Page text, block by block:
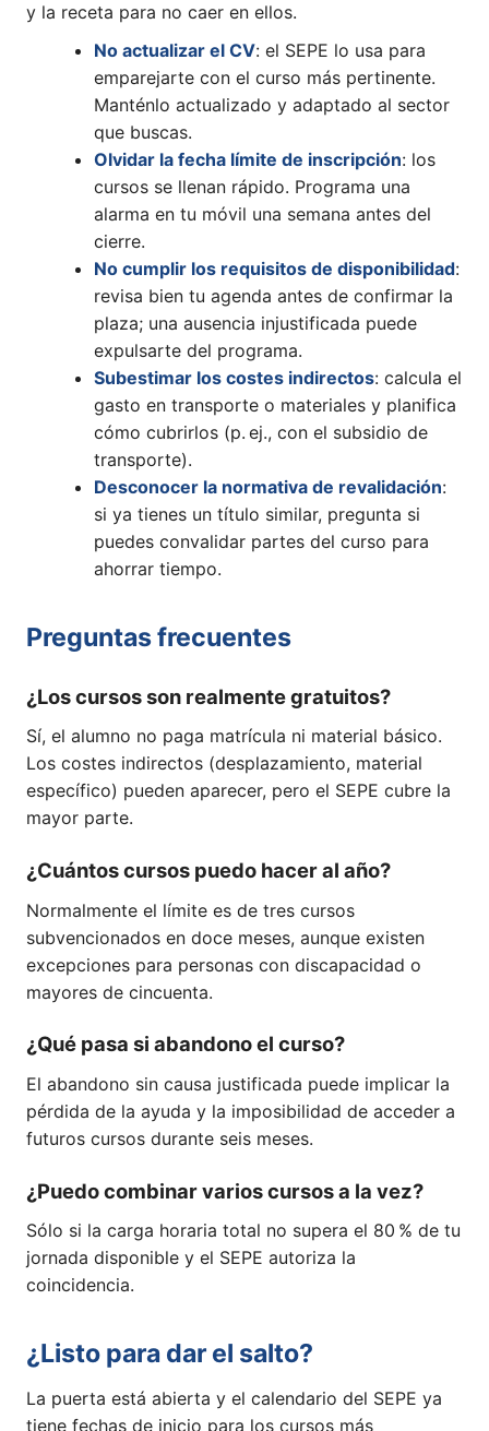
y la receta para no caer en ellos.
No actualizar el CV: el SEPE lo usa para
emparejarte con el curso más pertinente.
Manténlo actualizado y adaptado al sector
que buscas.
Olvidar la fecha límite de inscripción: los
cursos se llenan rápido. Programa una
alarma en tu móvil una semana antes del
cierre.
No cumplir los requisitos de disponibilidad:
revisa bien tu agenda antes de confirmar la
plaza; una ausencia injustificada puede
expulsarte del programa.
Subestimar los costes indirectos: calcula el
gasto en transporte o materiales y planifica
cómo cubrirlos (p. ej., con el subsidio de
transporte).
Desconocer la normativa de revalidación:
si ya tienes un título similar, pregunta si
puedes convalidar partes del curso para
ahorrar tiempo.
Preguntas frecuentes
¿Los cursos son realmente gratuitos?
Sí, el alumno no paga matrícula ni material básico.
Los costes indirectos (desplazamiento, material
específico) pueden aparecer, pero el SEPE cubre la
mayor parte.
¿Cuántos cursos puedo hacer al año?
Normalmente el límite es de tres cursos
subvencionados en doce meses, aunque existen
excepciones para personas con discapacidad o
mayores de cincuenta.
¿Qué pasa si abandono el curso?
El abandono sin causa justificada puede implicar la
pérdida de la ayuda y la imposibilidad de acceder a
futuros cursos durante seis meses.
¿Puedo combinar varios cursos a la vez?
Sólo si la carga horaria total no supera el 80 % de tu
jornada disponible y el SEPE autoriza la
coincidencia.
¿Listo para dar el salto?
La puerta está abierta y el calendario del SEPE ya
tiene fechas de inicio para los cursos más